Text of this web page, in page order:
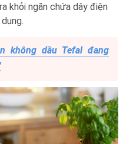
khỏi ngăn chứa dây điện
không dầu Tefal đang